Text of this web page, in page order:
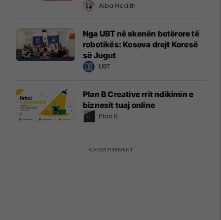
Alba Health
Nga UBT në skenën botërore të
robotikës: Kosova drejt Koresë
së Jugut
UBT
Plan B Creative rrit ndikimin e
biznesit tuaj online
Plan B